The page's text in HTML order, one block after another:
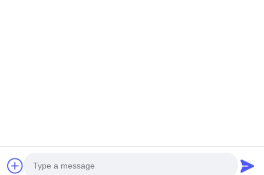
Política de privacidade
| © 2025-2026 Taidafeng Brush Technology Co., Ltd.. .
Todos os direitos reservados..